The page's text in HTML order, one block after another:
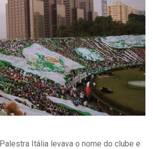
Itália levava o nome do clube e